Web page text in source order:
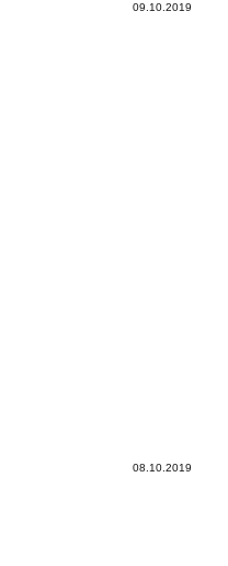
09.10.2019
08.10.2019